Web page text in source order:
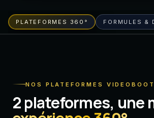
PLATEFORMES 360° FORMULES &
NOS PLATEFORMES
2 plateformes, une